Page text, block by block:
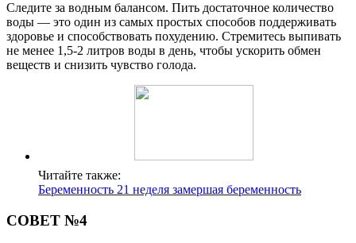
Следите за водным балансом. Пить достаточное количество
воды — это один из самых простых способов поддерживать
здоровье и способствовать похудению. Стремитесь выпивать
не менее 1,5-2 литров воды в день, чтобы ускорить обмен
веществ и снизить чувство голода.
Читайте также:
Беременность 21 неделя замершая беременность
СОВЕТ №4